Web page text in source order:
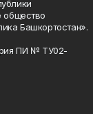
общество
Башкортостан».
ПИ № ТУ02-